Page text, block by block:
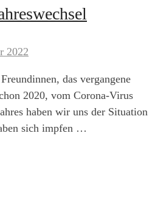
2022
das vergangene
2020, vom Corona-Virus
haben wir uns der Situation
sich impfen …